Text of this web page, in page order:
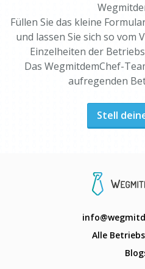
Füllen Sie das kleine
und lassen Sie sich so vom
Einzelheiten der
Das WegmitdemChef-
aufregenden
Stell
Alle